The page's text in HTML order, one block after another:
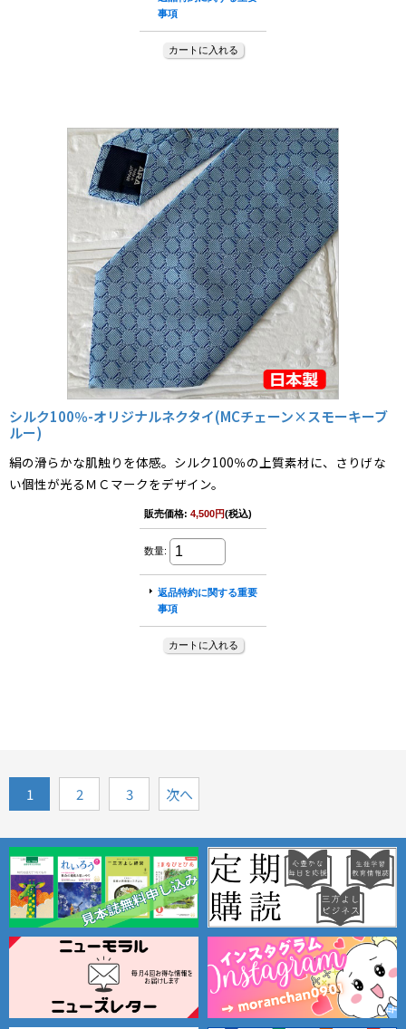
シルク100％-オリジナルネクタイ(MCチェーン×スモーキーブ
ルー)
絹の滑らかな肌触りを体感。シルク100％の上質素材に、さりげな
い個性が光るＭＣマークをデザイン。
稿
ビ
ゲ
ー
シ
ョ
1 2 3 次へ